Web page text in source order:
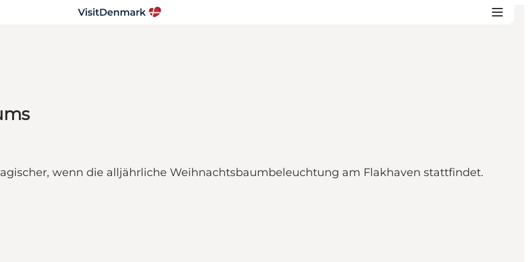
wenn die alljährliche Weihnachtsbaumbeleuchtung am Flakhaven stattfindet.